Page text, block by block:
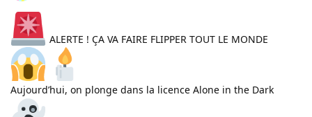
ALERTE ! ÇA VA FAIRE FLIPPER TOUT LE MONDE
Aujourd’hui, on plonge dans la licence Alone in the Dark